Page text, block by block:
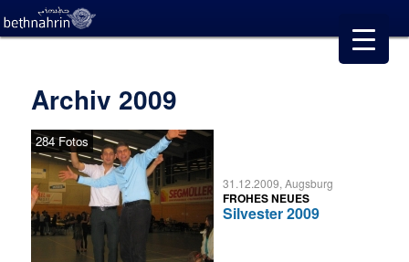
Archiv 2009
284 Fotos
31.12.2009, Augsburg
FROHES NEUES
Silvester 2009